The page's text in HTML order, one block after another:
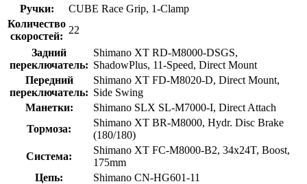
Ручки:
CUBE Race Grip, 1-Clamp
Количество
скоростей:
22
Задний
переключатель:
Shimano XT RD-M8000-DSGS,
ShadowPlus, 11-Speed, Direct Mount
Передний
переключатель:
Shimano XT FD-M8020-D, Direct Mount,
Side Swing
Манетки:
Shimano SLX SL-M7000-I, Direct Attach
Тормоза:
Shimano XT BR-M8000, Hydr. Disc Brake
(180/180)
Система:
Shimano XT FC-M8000-B2, 34x24T, Boost,
175mm
Цепь:
Shimano CN-HG601-11